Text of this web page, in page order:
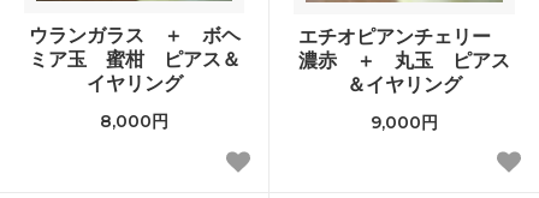
ウランガラス ＋ ボヘ
ミア玉 蜜柑 ピアス＆
イヤリング
8,000円
エチオピアンチェリー
濃赤 ＋ 丸玉 ピアス
＆イヤリング
9,000円